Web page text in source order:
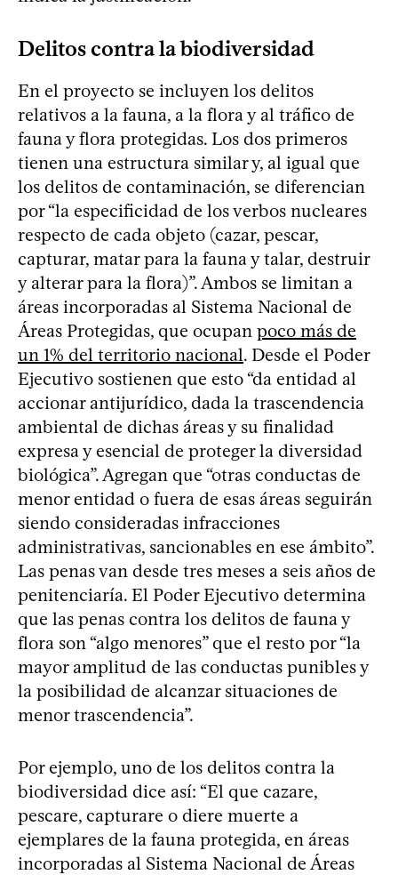
Delitos contra la biodiversidad
En el proyecto se incluyen los delitos
relativos a la fauna, a la flora y al tráfico de
fauna y flora protegidas. Los dos primeros
tienen una estructura similar y, al igual que
los delitos de contaminación, se diferencian
por “la especificidad de los verbos nucleares
respecto de cada objeto (cazar, pescar,
capturar, matar para la fauna y talar, destruir
y alterar para la flora)”. Ambos se limitan a
áreas incorporadas al Sistema Nacional de
Áreas Protegidas, que ocupan poco más de
un 1% del territorio nacional. Desde el Poder
Ejecutivo sostienen que esto “da entidad al
accionar antijurídico, dada la trascendencia
ambiental de dichas áreas y su finalidad
expresa y esencial de proteger la diversidad
biológica”. Agregan que “otras conductas de
menor entidad o fuera de esas áreas seguirán
siendo consideradas infracciones
administrativas, sancionables en ese ámbito”.
Las penas van desde tres meses a seis años de
penitenciaría. El Poder Ejecutivo determina
que las penas contra los delitos de fauna y
flora son “algo menores” que el resto por “la
mayor amplitud de las conductas punibles y
la posibilidad de alcanzar situaciones de
menor trascendencia”.
Por ejemplo, uno de los delitos contra la
biodiversidad dice así: “El que cazare,
pescare, capturare o diere muerte a
ejemplares de la fauna protegida, en áreas
incorporadas al Sistema Nacional de Áreas